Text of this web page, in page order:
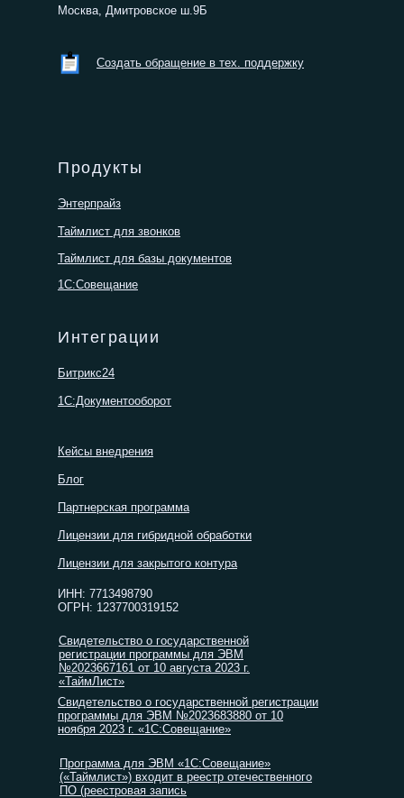
Создать обращение в тех. поддержку
Битрикс24
1С:Документооборот
Интеграции
ИНН: 7713498790
ОГРН: 1237700319152
Свидетельство о государственной
регистрации программы для ЭВМ
№2023667161 от 10 августа 2023 г.
«ТаймЛист»
Свидетельство о государственной регистрации
программы для ЭВМ №2023683880 от 10
ноября 2023 г. «1С:Совещание»
Программа для ЭВМ «1С:Совещание»
(«Таймлист») входит в реестр отечественного
ПО (реестровая запись
Блог
Кейсы внедрения
Лицензии для гибридной обработки
Партнерская программа
Лицензии для закрытого контура
Москва, Дмитровское ш.9Б
Таймлист для звонков
Энтерпрайз
1С:Совещание
Таймлист для базы документов
Продукты